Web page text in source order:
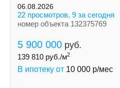
06.08.2026
22 просмотров, 9 за сегодня
номер объекта 132375769
5 900 000 руб.
139 810 руб./м2
В ипотеку от 10 000 р/мес